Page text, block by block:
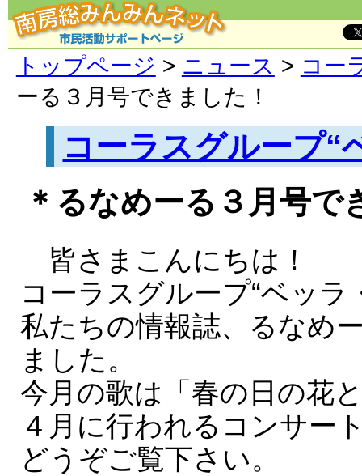
トップページ > ニュース > コー
ーる３月号できました！
コーラスグループ“
＊るなめーる３月号で
皆さまこんにちは！
コーラスグループ“ベッラ
私たちの情報誌、るなめ
ました。
今月の歌は「春の日の花
４月に行われるコンサー
どうぞご覧下さい。